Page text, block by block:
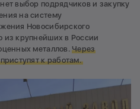
выбор подрядчиков и закупку
на систему
Новосибирского
крупнейших в России
металлов.Через
к работам.